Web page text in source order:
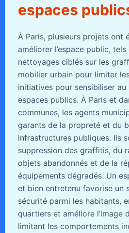
espaces
À Paris, plusieurs projets ont
améliorer l’espace public, tels
nettoyages ciblés sur les
mobilier urbain pour limiter
initiatives pour sensibiliser au
espaces publics. À Paris et
communes, les agents
garants de la propreté et du
infrastructures publiques. Ils
suppression des graffitis, du
objets abandonnés et de la
équipements dégradés. Un
et bien entretenu favorise un
sécurité parmi les habitants,
quartiers et améliore l’image
limitant les comportements